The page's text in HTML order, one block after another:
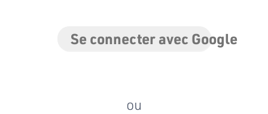
Se connecter avec Google
ou